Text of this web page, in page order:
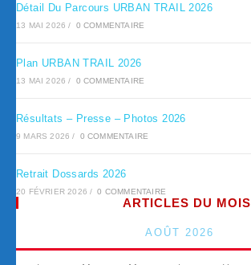
Détail Du Parcours URBAN TRAIL 2026
13 MAI 2026 / 0 COMMENTAIRE
Plan URBAN TRAIL 2026
13 MAI 2026 / 0 COMMENTAIRE
Résultats – Presse – Photos 2026
9 MARS 2026 / 0 COMMENTAIRE
Retrait Dossards 2026
20 FÉVRIER 2026 / 0 COMMENTAIRE
ARTICLES DU MOIS
AOÛT 2026